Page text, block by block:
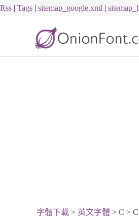
Rss | Tags | sitemap_google.xml |
字體下載 > 英文字體 > C >